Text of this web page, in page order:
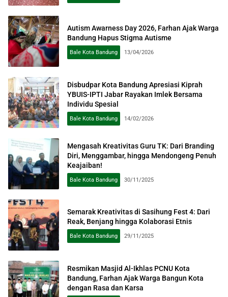
Autism Awarness Day 2026, Farhan Ajak Warga
Bandung Hapus Stigma Autisme
Bale Kota Bandung 13/04/2026
Disbudpar Kota Bandung Apresiasi Kiprah
YBUIS-IPTI Jabar Rayakan Imlek Bersama
Individu Spesial
Bale Kota Bandung 14/02/2026
Mengasah Kreativitas Guru TK: Dari Branding
Diri, Menggambar, hingga Mendongeng Penuh
Keajaiban!
Bale Kota Bandung 30/11/2025
Semarak Kreativitas di Sasihung Fest 4: Dari
Reak, Benjang hingga Kolaborasi Etnis
Bale Kota Bandung 29/11/2025
Resmikan Masjid Al-Ikhlas PCNU Kota
Bandung, Farhan Ajak Warga Bangun Kota
dengan Rasa dan Karsa